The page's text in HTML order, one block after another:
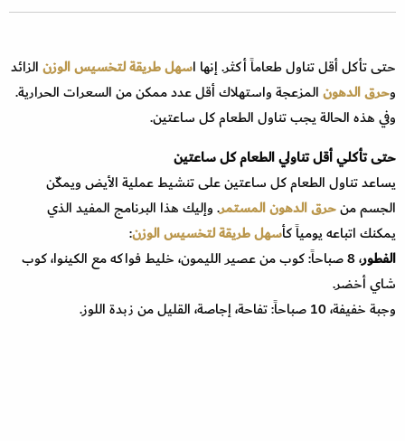
حتى تأكل أقل تناول طعاماً أكثر. إنها اسهل طريقة لتخسيس الوزنالزائد
وحرق الدهونالمزعجة واستهلاك أقل عدد ممكن من السعرات الحرارية.
وفي هذه الحالة يجب تناول الطعام كل ساعتين.
حتى تأكلي أقل تناولي الطعام كل ساعتين
يساعد تناول الطعام كل ساعتين على تنشيط عملية الأيض ويمكّن
الجسم منحرق الدهون المستمر. وإليك هذا البرنامج المفيد الذي
يمكنك اتباعه يومياً كأسهل طريقة لتخسيس الوزن:
الفطور
، 8 صباحاً: كوب من عصير الليمون، خليط فواكه مع الكينوا، كوب
شاي أخضر.
وجبة خفيفة، 10 صباحاً: تفاحة، إجاصة، القليل من زبدة اللوز.